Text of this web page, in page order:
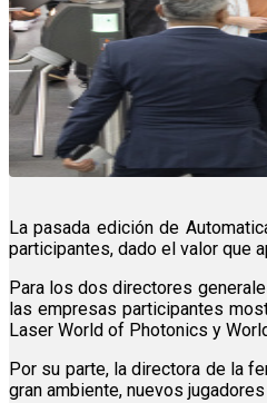
La pasada edición de
participantes, dado el valor que
Para los dos directores
las empresas participantes
Laser World of Photonics y
Por su parte, la directora de la
gran ambiente, nuevos